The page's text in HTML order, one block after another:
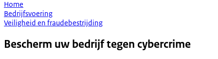
Home
Bedrijfsvoering
Veiligheid en fraudebestrijding
Bescherm uw bedrijf tegen cybercrime